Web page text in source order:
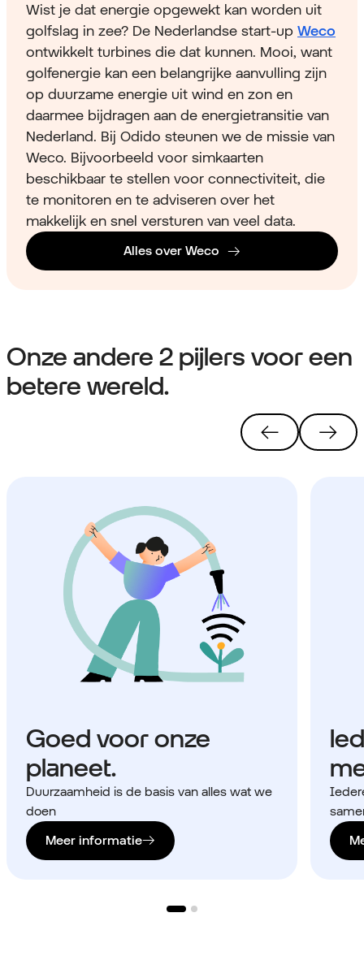
Wist je dat energie opgewekt kan worden uit
golfslag in zee? De Nederlandse start-up Weco
ontwikkelt turbines die dat kunnen. Mooi, want
golfenergie kan een belangrijke aanvulling zijn
op duurzame energie uit wind en zon en
daarmee bijdragen aan de energietransitie van
Nederland. Bij Odido steunen we de missie van
Weco. Bijvoorbeeld voor simkaarten
beschikbaar te stellen voor connectiviteit, die
te monitoren en te adviseren over het
makkelijk en snel versturen van veel data.
Alles over Weco
Onze andere 2 pijlers voor een
betere wereld.
Goed voor onze
planeet.
Duurzaamheid is de basis van alles wat we
doen
Meer informatie